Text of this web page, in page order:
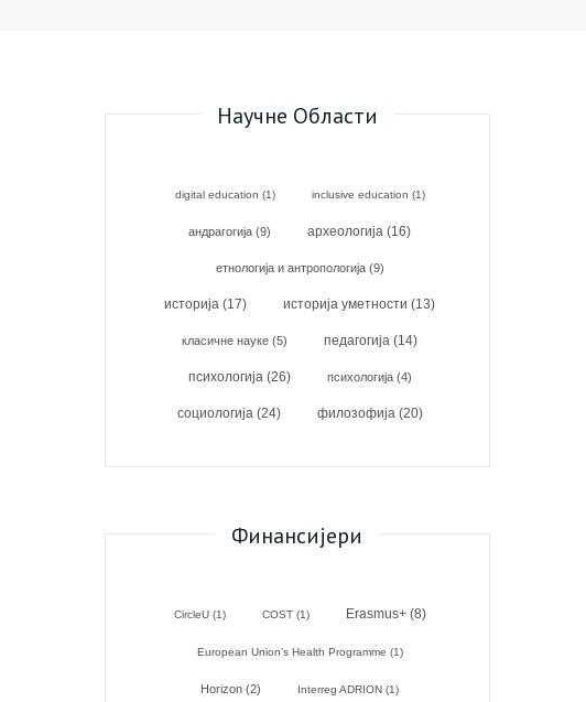
Научне Области
digital education (1) inclusive education (1)
андрагогија (9) археологија (16)
етнологија и антропологија(9)
историја (17) историја уметности (13)
класичне науке (5) педагогија (14)
психологија(26) психологија(4)
социологија(24) филозофија(20)
Финансијери
CircleU(1) COST(1) Erasmus+(8)
European Union’s Health Programme (1)
Horizon (2) Interreg ADRION (1)